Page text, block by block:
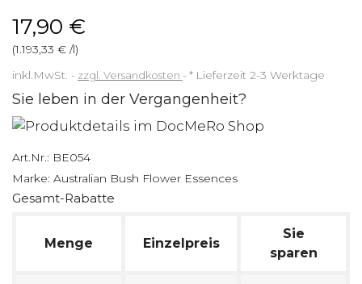
17,90 €
(1.193,33 € /l)
inkl.MwSt.
zzgl. Versandkosten * Lieferzeit 2-3 Werktage
Sie leben in der Vergangenheit?
Art.Nr.: BE054
Marke: Australian Bush Flower Essences
Gesamt-Rabatte
Menge Einzelpreis
Sie
sparen